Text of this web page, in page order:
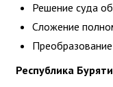
Решение суда
Сложение
Республика